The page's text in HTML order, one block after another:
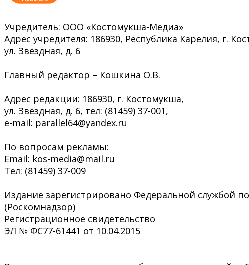
Учредитель: ООО «Костомукша-Медиа»
Адрес учредителя: 186930, Республика Карелия, г.
ул. Звёздная, д. 6
Главный редактор – Кошкина О.В.
Адрес редакции: 186930, г. Костомукша,
ул. Звёздная, д. 6, тел: (81459) 37-001,
e-mail: parallel64@yandex.ru
По вопросам рекламы:
Email: kos-media@mail.ru
Тел: (81459) 37-009
Издание зарегистрировано Федеральной службой
(Роскомнадзор)
Регистрационное свидетельство
ЭЛ № ФС77-61441 от 10.04.2015